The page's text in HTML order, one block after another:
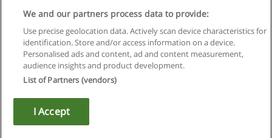
Правила пользования
Конфиденциальность информации
Напишите Educaedu
Copyright © Educaedu Business S.L. - CIF : B-95610580: -
We and our partners process data to provide:
Use precise geolocation data. Actively scan device characteristics for
identification. Store and/or access information on a device.
Personalised ads and content, ad and content measurement,
audience insights and product development.
List of Partners (vendors)
I Accept